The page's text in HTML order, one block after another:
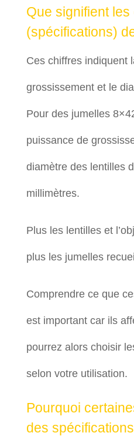
Que signifient les
(spécifications)
Ces chiffres indiquent
grossissement et le
Pour des jumelles
puissance de
diamètre des lentilles
millimètres.
Plus les lentilles et
plus les jumelles
Comprendre ce que
est important car ils
pourrez alors choisir
selon votre utilisation.
Pourquoi
des